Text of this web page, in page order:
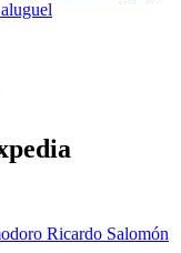
Ricardo Salomón